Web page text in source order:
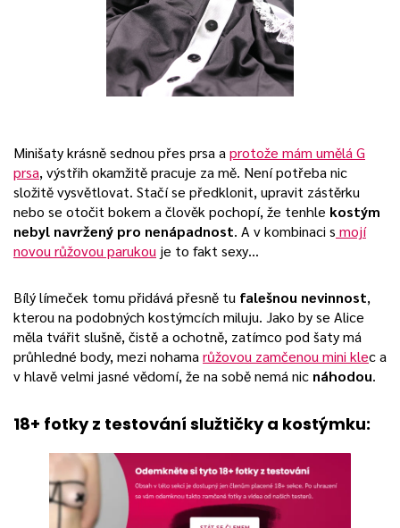
Minišaty krásně sednou přes prsa a protože mám umělá G
prsa, výstřih okamžitě pracuje za mě. Není potřeba nic
složitě vysvětlovat. Stačí se předklonit, upravit zástěrku
nebo se otočit bokem a člověk pochopí, že tenhle kostým
nebyl navržený pro nenápadnost. A v kombinaci s mojí
novou růžovou parukou je to fakt sexy…
Bílý límeček tomu přidává přesně tu falešnou nevinnost,
kterou na podobných kostýmcích miluju. Jako by se Alice
měla tvářit slušně, čistě a ochotně, zatímco pod šaty má
průhledné body, mezi nohama růžovou zamčenou mini klec a
v hlavě velmi jasné vědomí, že na sobě nemá nic náhodou.
18+ fotky z testování služtičky a kostýmku: